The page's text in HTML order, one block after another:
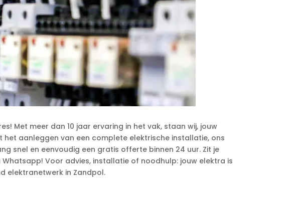
Met meer dan 10 jaar ervaring in het vak, staan wij, jouw
aanleggen van een complete elektrische installatie, ons
snel en eenvoudig een gratis offerte binnen 24 uur. Zit je
Voor advies, installatie of noodhulp: jouw elektra is
elektranetwerk in Zandpol.